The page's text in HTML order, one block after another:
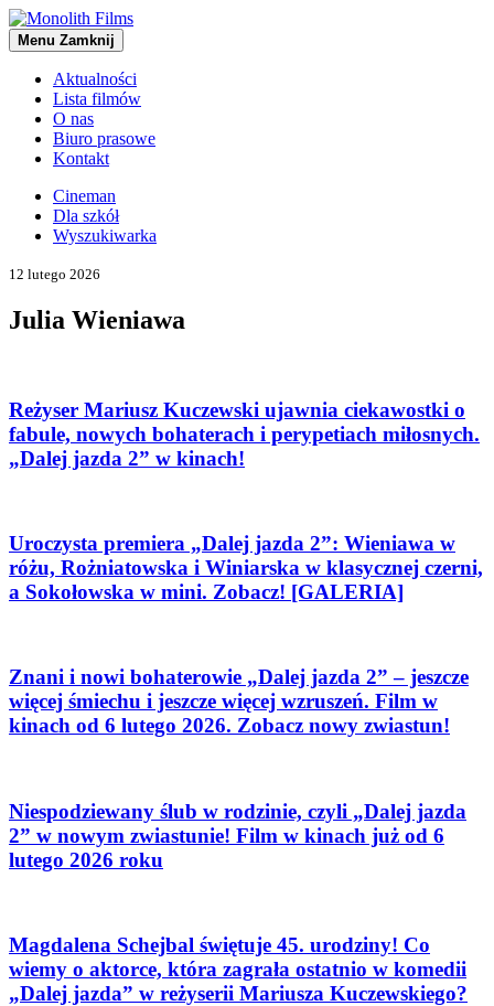
Menu Zamknij
Aktualności
Lista filmów
O nas
Biuro prasowe
Kontakt
Cineman
Dla szkół
Wyszukiwarka
12 lutego 2026
Julia Wieniawa
Reżyser Mariusz Kuczewski ujawnia ciekawostki o
fabule, nowych bohaterach i perypetiach miłosnych.
„Dalej jazda 2” w kinach!
Uroczysta premiera „Dalej jazda 2”: Wieniawa w
różu, Rożniatowska i Winiarska w klasycznej czerni,
a Sokołowska w mini. Zobacz! [GALERIA]
Znani i nowi bohaterowie „Dalej jazda 2” – jeszcze
więcej śmiechu i jeszcze więcej wzruszeń. Film w
kinach od 6 lutego 2026. Zobacz nowy zwiastun!
Niespodziewany ślub w rodzinie, czyli „Dalej jazda
2” w nowym zwiastunie! Film w kinach już od 6
lutego 2026 roku
Magdalena Schejbal świętuje 45. urodziny! Co
wiemy o aktorce, która zagrała ostatnio w komedii
„Dalej jazda” w reżyserii Mariusza Kuczewskiego?